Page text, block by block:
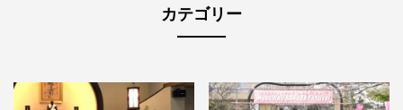
カテゴリー